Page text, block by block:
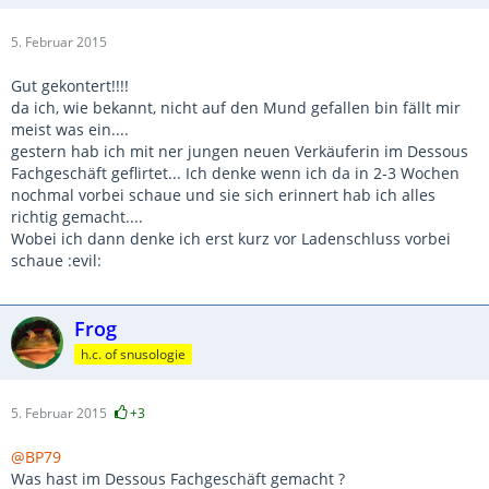
5. Februar 2015
Gut gekontert!!!!
da ich, wie bekannt, nicht auf den Mund gefallen bin fällt mir
meist was ein....
gestern hab ich mit ner jungen neuen Verkäuferin im Dessous
Fachgeschäft geflirtet... Ich denke wenn ich da in 2-3 Wochen
nochmal vorbei schaue und sie sich erinnert hab ich alles
richtig gemacht....
Wobei ich dann denke ich erst kurz vor Ladenschluss vorbei
schaue :evil:
Frog
h.c. of snusologie
5. Februar 2015 +3
@BP79
Was hast im Dessous Fachgeschäft gemacht ?